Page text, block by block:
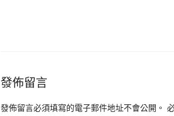
發佈留言
發佈留言必須填寫的電子郵件地址不會公開。